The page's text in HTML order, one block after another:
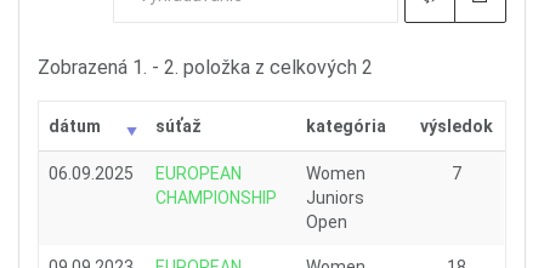
Zobrazená 1. - 2. položka z celkových 2
dátum súťaž kategória výsledok
06.09.2025
EUROPEAN
CHAMPIONSHIP
Women
Juniors
Open
7